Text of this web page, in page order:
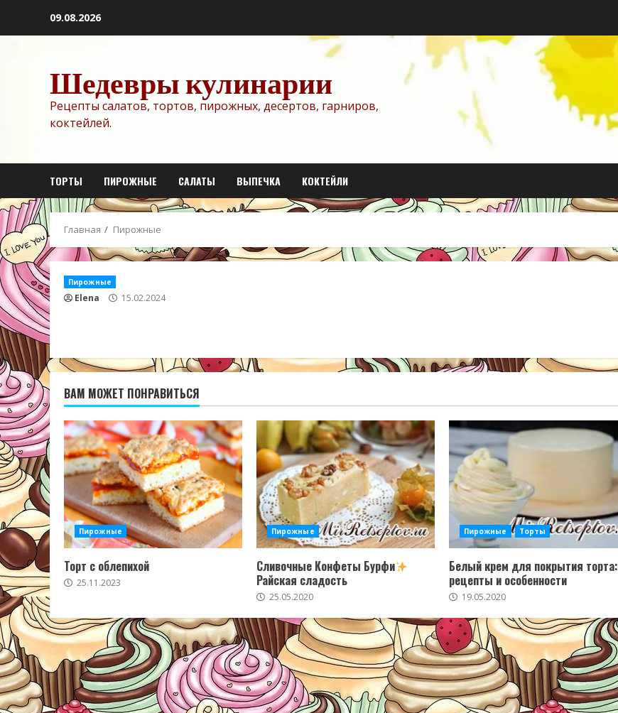
09.08.2026
Шедевры кулинарии
Рецепты салатов, тортов, пирожных, десертов, гарниров,
коктейлей.
ТОРТЫ ПИРОЖНЫЕ САЛАТЫ ВЫПЕЧКА КОКТЕЙЛИ
Главная Пирожные
Пирожные
Elena 15.02.2024
ВАМ МОЖЕТ ПОНРАВИТЬСЯ
Пирожные
Торт с облепихой
25.11.2023
Пирожные
Сливочные Конфеты Бурфи
Райская сладость
25.05.2020
Пирожные Торты
Белый крем для покрытия торта:
рецепты и особенности
19.05.2020